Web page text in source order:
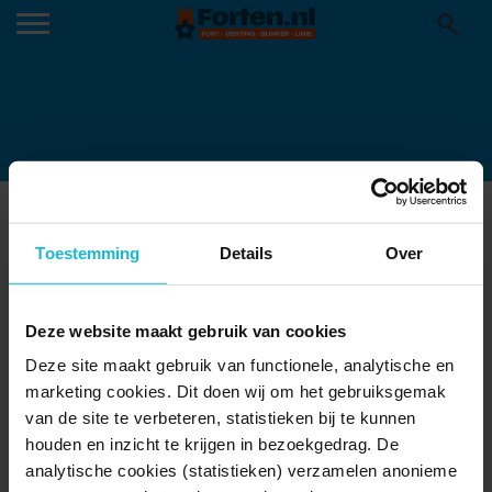
Toestemming Details Over
Deze website maakt gebruik van cookies
Deze site maakt gebruik van functionele, analytische en
marketing cookies. Dit doen wij om het gebruiksgemak
van de site te verbeteren, statistieken bij te kunnen
houden en inzicht te krijgen in bezoekgedrag. De
analytische cookies (statistieken) verzamelen anonieme